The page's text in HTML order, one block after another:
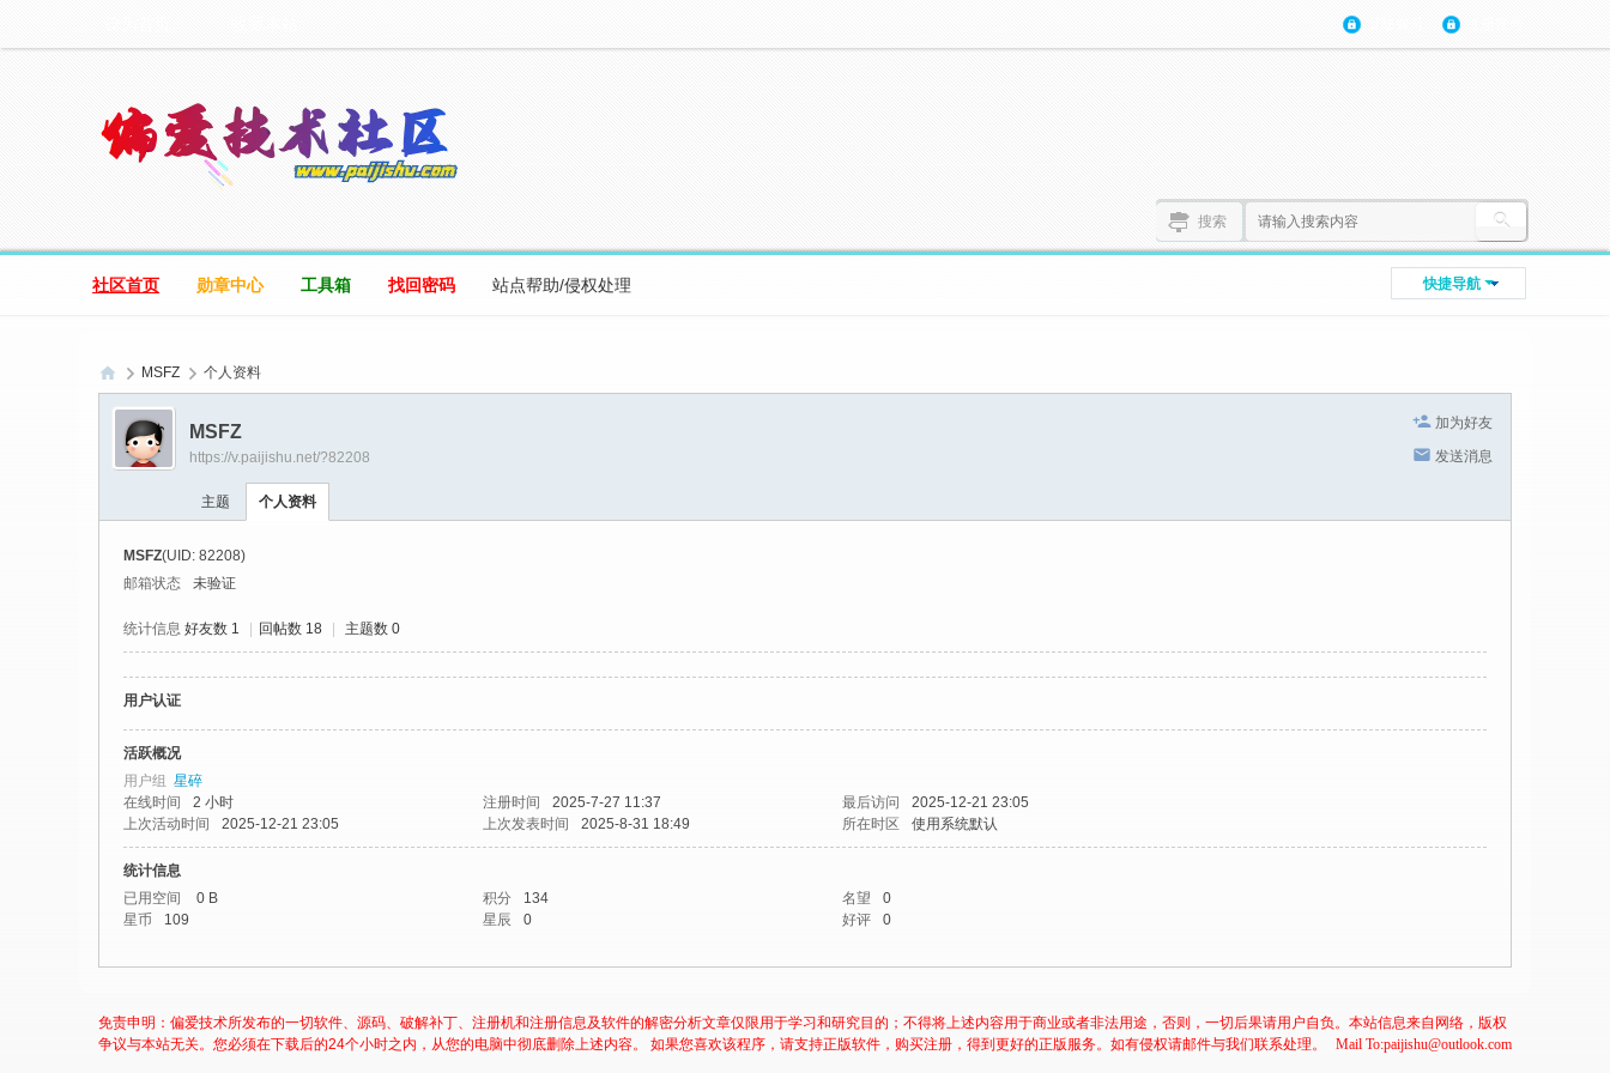
搜索
快捷导航
社区首页 勋章中心 工具箱 找回密码 站点帮助/侵权处理
偏
技
科
刀
MSFZ 个人资料
加为好友
发送消息
MSFZ
https://v.paijishu.net/?82208
主题 个人资料
MSFZ(UID: 82208)
邮箱状态
未验证
统计信息 好友数 1 回帖数 18 主题数 0
用户认证
活跃概况
用户组 星碎
在线时间
2 小时 注册时间 2025-7-27 11:37 最后访问
2025-12-21 23:05
上次活动时间
2025-12-21 23:05 上次发表时间 2025-8-31 18:49 所在时区 使用系统默认
统计信息
已用空间
0 B 积分 134 名望
0
星币
109 星辰 0 好评 0
免责申明：偏爱技术所发布的一切软件、源码、破解补丁、注册机和注册信息及软件的解密分析文章仅限用于学习和研究目的；不得将上述内容用于商业或者非法用途，否则，一切后果请用户自负。本站信息来自网络，版权
争议与本站无关。您必须在下载后的24个小时之内，从您的电脑中彻底删除上述内容。 如果您喜欢该程序，请支持正版软件，购买注册，得到更好的正版服务。如有侵权请邮件与我们联系处理。
Mail To:paijishu@outlook.com